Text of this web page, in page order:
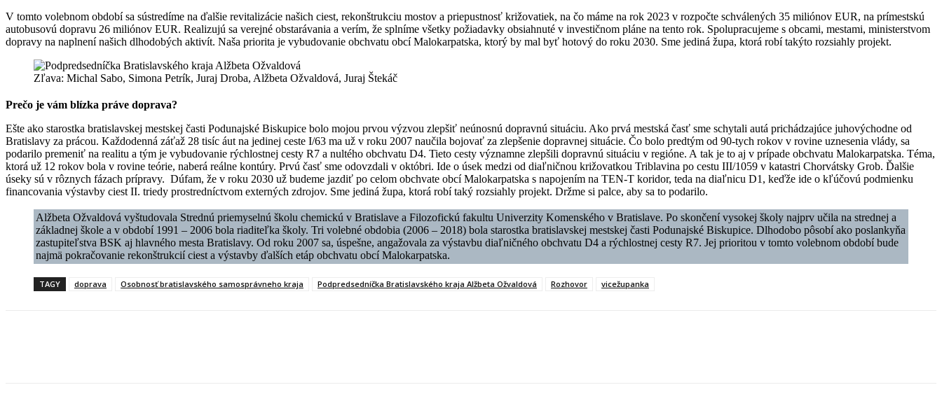
V tomto volebnom období sa sústredíme na ďalšie revitalizácie našich ciest, rekonštrukciu mostov a priepustnosť križovatiek, na čo máme na rok 2023 v rozpočte schválených 35 miliónov EUR, na prímestskú
autobusovú dopravu 26 miliónov EUR. Realizujú sa verejné obstarávania a verím, že splníme všetky požiadavky obsiahnuté v investičnom pláne na tento rok. Spolupracujeme s obcami, mestami, ministerstvom
dopravy na naplnení našich dlhodobých aktivít. Naša priorita je vybudovanie obchvatu obcí Malokarpatska, ktorý by mal byť hotový do roku 2030. Sme jediná župa, ktorá robí takýto rozsiahly projekt.
Zľava: Michal Sabo, Simona Petrík, Juraj Droba, Alžbeta Ožvaldová, Juraj Štekáč
Prečo je vám blízka práve doprava?
Ešte ako starostka bratislavskej mestskej časti Podunajské Biskupice bolo mojou prvou výzvou zlepšiť neúnosnú dopravnú situáciu. Ako prvá mestská časť sme schytali autá prichádzajúce juhovýchodne od
Bratislavy za prácou. Každodenná záťaž 28 tisíc áut na jedinej ceste I/63 ma už v roku 2007 naučila bojovať za zlepšenie dopravnej situácie. Čo bolo predtým od 90-tych rokov v rovine uznesenia vlády, sa
podarilo premeniť na realitu a tým je vybudovanie rýchlostnej cesty R7 a nultého obchvatu D4. Tieto cesty významne zlepšili dopravnú situáciu v regióne. A tak je to aj v prípade obchvatu Malokarpatska. Téma,
ktorá už 12 rokov bola v rovine teórie, naberá reálne kontúry. Prvú časť sme odovzdali v októbri. Ide o úsek medzi od diaľničnou križovatkou Triblavina po cestu III/1059 v katastri Chorvátsky Grob. Ďalšie
úseky sú v rôznych fázach prípravy. Dúfam, že v roku 2030 už budeme jazdiť po celom obchvate obcí Malokarpatska s napojením na TEN-T koridor, teda na diaľnicu D1, keďže ide o kľúčovú podmienku
financovania výstavby ciest II. triedy prostredníctvom externých zdrojov. Sme jediná župa, ktorá robí taký rozsiahly projekt. Držme si palce, aby sa to podarilo.
Alžbeta Ožvaldová vyštudovala Strednú priemyselnú školu chemickú v Bratislave a Filozofickú fakultu Univerzity Komenského v Bratislave. Po skončení vysokej školy najprv učila na strednej a
základnej škole a v období 1991 – 2006 bola riaditeľka školy. Tri volebné obdobia (2006 – 2018) bola starostka bratislavskej mestskej časti Podunajské Biskupice. Dlhodobo pôsobí ako poslankyňa
zastupiteľstva BSK aj hlavného mesta Bratislavy. Od roku 2007 sa, úspešne, angažovala za výstavbu diaľničného obchvatu D4 a rýchlostnej cesty R7. Jej prioritou v tomto volebnom období bude
najmä pokračovanie rekonštrukcií ciest a výstavby ďalších etáp obchvatu obcí Malokarpatska.
TAGY doprava Osobnosť bratislavského samosprávneho kraja Podpredsedníčka Bratislavského kraja Alžbeta Ožvaldová Rozhovor vicežupanka